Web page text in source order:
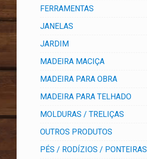
FERRAMENTAS
JANELAS
JARDIM
MADEIRA MACIÇA
MADEIRA PARA OBRA
MADEIRA PARA TELHADO
MOLDURAS / TRELIÇAS
OUTROS PRODUTOS
PÉS / RODÍZIOS / PONTEIRAS